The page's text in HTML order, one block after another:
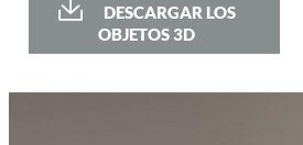
DESCARGAR LOS
OBJETOS 3D